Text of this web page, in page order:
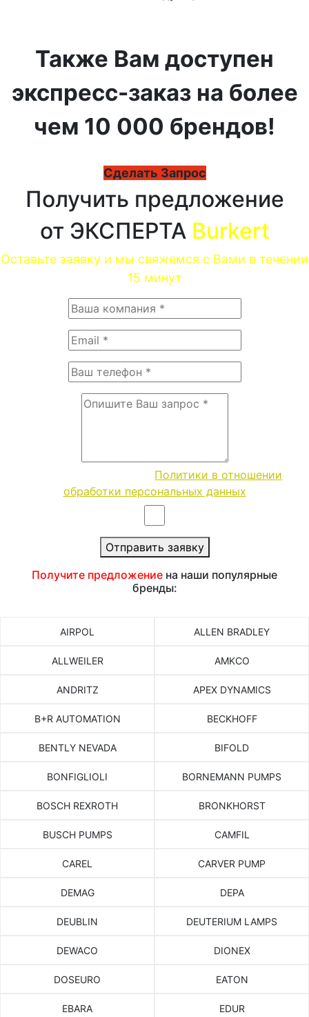
Также Вам доступен
экспресс-заказ на более
чем 10 000 брендов!
Сделать Запрос
Получить предложение
от ЭКСПЕРТА Burkert
Оставьте заявку и мы свяжемся с Вами в течении
15 минут
Политики в отношении
обработки персональных данных
Отправить заявку
Получите предложение на наши популярные
бренды:
AIRPOL ALLEN BRADLEY
ALLWEILER AMKCO
ANDRITZ APEX DYNAMICS
B+R AUTOMATION BECKHOFF
BENTLY NEVADA BIFOLD
BONFIGLIOLI BORNEMANN PUMPS
BOSCH REXROTH BRONKHORST
BUSCH PUMPS CAMFIL
CAREL CARVER PUMP
DEMAG DEPA
DEUBLIN DEUTERIUM LAMPS
DEWACO DIONEX
DOSEURO EATON
EBARA EDUR